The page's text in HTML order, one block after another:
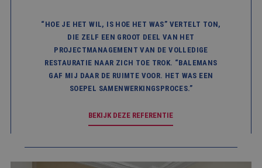
“HOE JE HET WIL, IS HOE HET WAS” VERTELT TON,
DIE ZELF EEN GROOT DEEL VAN HET
PROJECTMANAGEMENT VAN DE VOLLEDIGE
RESTAURATIE NAAR ZICH TOE TROK. “BALEMANS
GAF MIJ DAAR DE RUIMTE VOOR. HET WAS EEN
SOEPEL SAMENWERKINGSPROCES.”
BEKIJK DEZE REFERENTIE